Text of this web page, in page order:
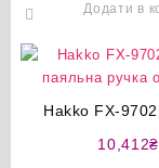
Додати в
Hakko FX-9702
10,412₴